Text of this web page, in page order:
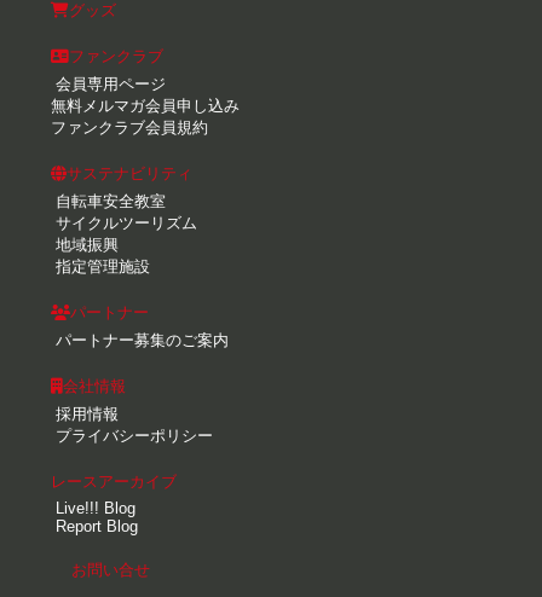
グッズ
ファンクラブ
会員専用ページ
無料メルマガ会員申し込み
ファンクラブ会員規約
サステナビリティ
自転車安全教室
サイクルツーリズム
地域振興
指定管理施設
パートナー
パートナー募集のご案内
会社情報
採用情報
プライバシーポリシー
レースアーカイブ
Live!!! Blog
Report Blog
お問い合せ